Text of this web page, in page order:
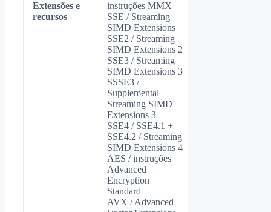
Extensões e
recursos
instruções MMX
SSE / Streaming
SIMD Extensions
SSE2 / Streaming
SIMD Extensions 2
SSE3 / Streaming
SIMD Extensions 3
SSSE3 /
Supplemental
Streaming SIMD
Extensions 3
SSE4 / SSE4.1 +
SSE4.2 / Streaming
SIMD Extensions 4
AES / instruções
Advanced
Encryption
Standard
AVX / Advanced